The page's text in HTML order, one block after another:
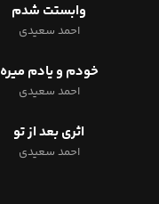
وابستت شدم
احمد سعیدی
خودم و یادم میره
احمد سعیدی
اثری بعد از تو
احمد سعیدی